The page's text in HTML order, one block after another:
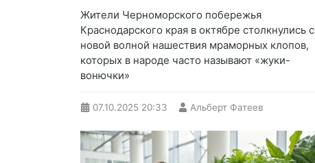
Жители Черноморского побережья
Краснодарского края в октябре столкнулись с
новой волной нашествия мраморных клопов,
которых в народе часто называют «жуки-
вонючки»
07.10.2025 20:33 Альберт Фатеев